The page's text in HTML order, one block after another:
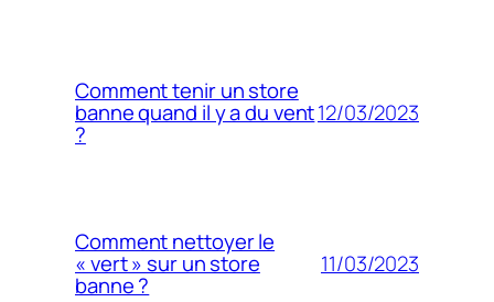
Comment tenir un store
banne quand il y a du vent
?
12/03/2023
Comment nettoyer le
« vert » sur un store
banne ?
11/03/2023